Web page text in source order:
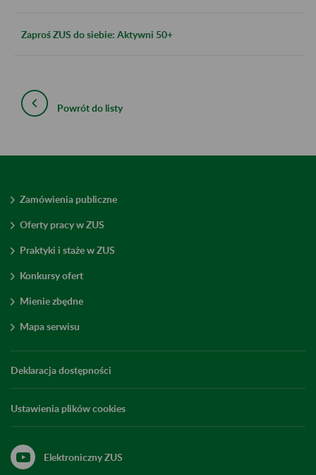
Zaproś ZUS do siebie: Aktywni 50+
Powrót do listy
Zamówienia publiczne
Oferty pracy w ZUS
Praktyki i staże w ZUS
Konkursy ofert
Mienie zbędne
Mapa serwisu
Deklaracja dostępności
Ustawienia plików cookies
Elektroniczny ZUS